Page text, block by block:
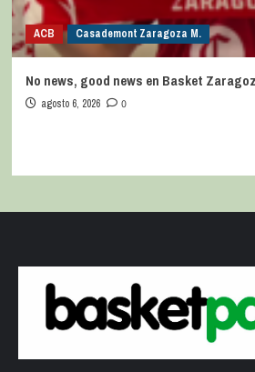
ACB Casademont Zaragoza M.
No news, good news en Basket
agosto 6, 2026 0